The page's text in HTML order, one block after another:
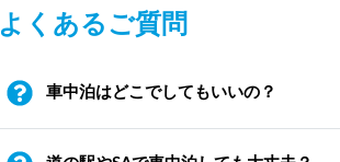
よくあるご質問
車中泊はどこでしてもいいの？